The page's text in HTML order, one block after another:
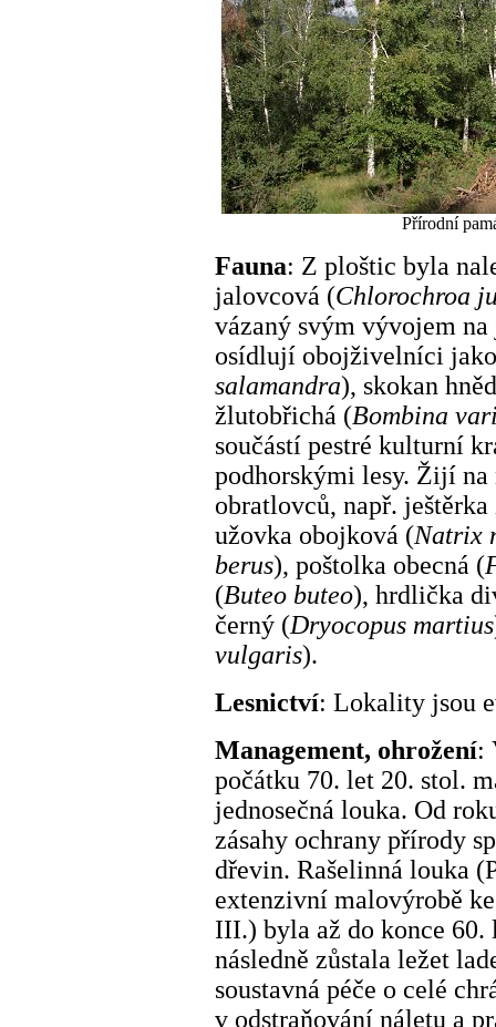
Přírodní
Fauna: Z ploštic byla
jalovcová (Chlorochroa
vázaný svým vývojem
osídlují obojživelníci
salamandra), skokan
žlutobřichá (Bombina
součástí pestré kulturní
podhorskými lesy. Žijí
obratlovců, např.
užovka obojková (Natrix
berus), poštolka obecná (
(Buteo buteo), hrdlička
černý (Dryocopus martius
vulgaris).
Lesnictví: Lokality jsou
Management, ohrožení:
počátku 70. let 20. stol.
jednosečná louka. Od
zásahy ochrany přírody
dřevin. Rašelinná louka
extenzivní malovýrobě
III.) byla až do konce 60.
následně zůstala ležet
soustavná péče o celé
v odstraňování náletu a